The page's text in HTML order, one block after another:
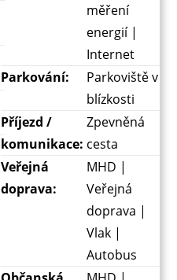
měření
energií |
Internet
Parkování:
Parkoviště v
blízkosti
Příjezd /
komunikace:
Zpevněná
cesta
Veřejná
doprava:
MHD |
Veřejná
doprava |
Vlak |
Autobus